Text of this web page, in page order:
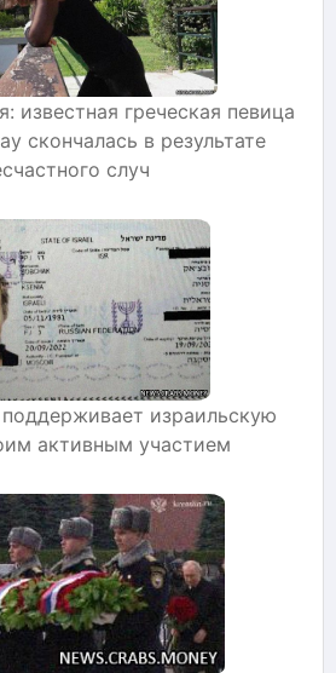
известная греческая певица
скончалась в результате
случ
израильскую
активным участием